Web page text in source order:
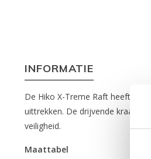
INFORMATIE
De Hiko X-Treme Raft heeft
uittrekken. De drijvende kraag
veiligheid.
Maattabel